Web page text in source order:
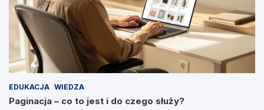
EDUKACJA WIEDZA
Paginacja – co to jest i do czego służy?